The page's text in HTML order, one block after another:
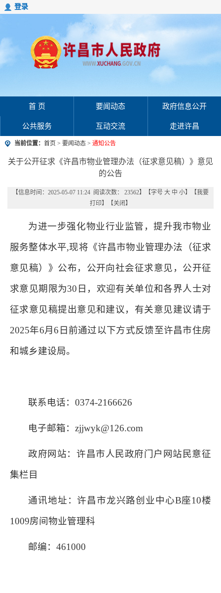
登录
首 页 要闻动态 政府信息公开
公共服务 互动交流 走进许昌
当前位置： 首页 > 要闻动态 > 通知公告
关于公开征求《许昌市物业管理办法（征求意见稿）》意见
的公告
【信息时间：2025-05-07 11:24 阅读次数： 23562】【字号 大 中 小】【我要
打印】【关闭 】
为进一步强化物业行业监管，提升我市物业
服务整体水平,现将《许昌市物业管理办法（征求
意见稿）》公布，公开向社会征求意见，公开征
求意见期限为30日，欢迎有关单位和各界人士对
征求意见稿提出意见和建议，有关意见建议请于
2025年6月6日前通过以下方式反馈至许昌市住房
和城乡建设局。
联系电话：0374-2166626
电子邮箱：zjjwyk@126.com
政府网站：许昌市人民政府门户网站民意征
集栏目
通讯地址：许昌市龙兴路创业中心B座10楼
1009房间物业管理科
邮编：461000